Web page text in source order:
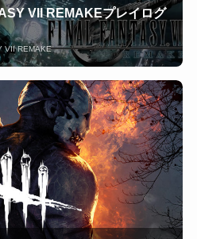
VII REMAKEプレイログ
VII REMAKE